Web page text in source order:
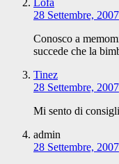
Lofa
28 Settembre, 2007
Conosco a
succede che la
Tinez
28 Settembre, 2007
Mi sento di
admin
28 Settembre, 2007